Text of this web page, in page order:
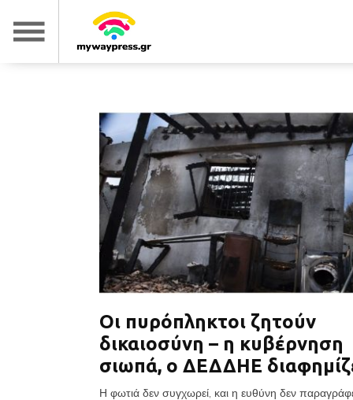
Οι πυρόπληκτοι ζητούν
δικαιοσύνη – η κυβέρνηση
σιωπά, ο ΔΕΔΔΗΕ
Η φωτιά δεν συγχωρεί, και η ευθύνη δεν